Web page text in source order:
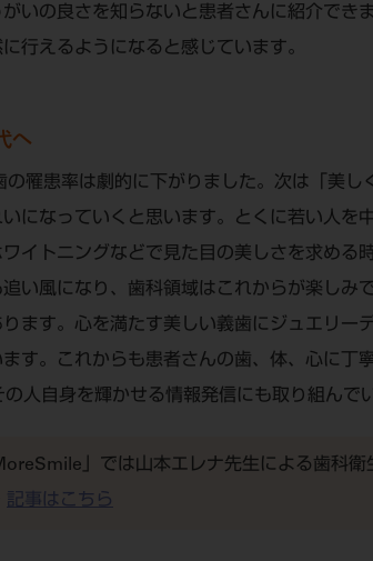
いの良さを知らないと患者さんに紹介でき
行えるようになると感じています。
へ
罹患率は劇的に下がりました。次は「美し
になっていくと思います。とくに若い人を
イトニングなどで見た目の美しさを求める
追い風になり、歯科領域はこれからが楽しみ
ます。心を満たす美しい義歯にジュエリー
す。これからも患者さんの歯、体、心に丁
人自身を輝かせる情報発信にも取り組んで
」では山本エレナ先生による歯科衛
記事はこちら